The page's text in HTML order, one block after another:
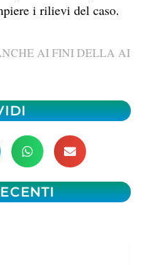
i rilievi del caso.
AI FINI DELLA AI